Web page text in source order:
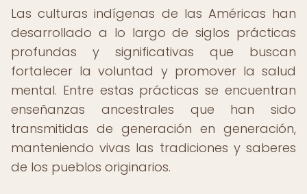
Las culturas indígenas de las Américas han
desarrollado a lo largo de siglos prácticas
profundas y significativas que buscan
fortalecer la voluntad y promover la salud
mental. Entre estas prácticas se encuentran
enseñanzas ancestrales que han sido
transmitidas de generación en generación,
manteniendo vivas las tradiciones y saberes
de los pueblos originarios.